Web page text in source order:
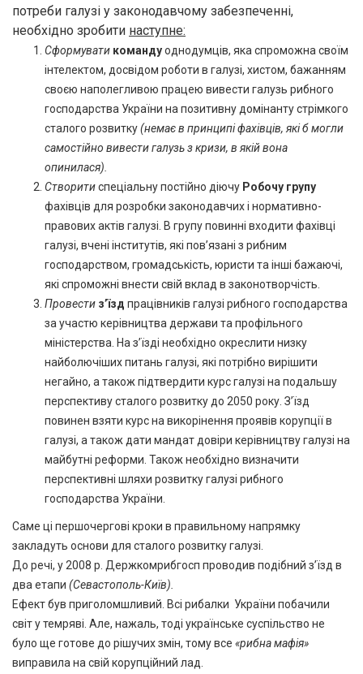
потреби галузі у законодавчому забезпеченні,
необхідно зробити наступне:
Сформувати командуоднодумців, яка спроможна своїм
інтелектом, досвідом роботи в галузі, хистом, бажанням
своєю наполегливою працею вивести галузь рибного
господарства України на позитивну домінанту стрімкого
сталого розвитку(немає в принципі фахівців, які б могли
самостійно вивести галузь з кризи, в якій вона
опинилася).
Створитиспеціальну постійно діючу Робочу групу
фахівців для розробки законодавчих і нормативно-
правових актів галузі. В групу повинні входити фахівці
галузі, вчені інститутів, які пов’язані з рибним
господарством, громадськість, юристи та інші бажаючі,
які спроможні внести свій вклад в законотворчість.
Провести з’їзд працівників галузі рибного господарства
за участю керівництва держави та профільного
міністерства. На з’їзді необхідно окреслити низку
найболючіших питань галузі, які потрібно вирішити
негайно, а також підтвердити курс галузі на подальшу
перспективу сталого розвитку до 2050 року. З’їзд
повинен взяти курс на викорінення проявів корупції в
галузі, а також дати мандат довіри керівництву галузі на
майбутні реформи. Також необхідно визначити
перспективні шляхи розвитку галузі рибного
господарства України.
Саме ці першочергові кроки в правильному напрямку
закладуть основи для сталого розвитку галузі.
До речі, у 2008 р. Держкомрибгосп проводив подібний з’їзд в
два етапи (Севастополь-Київ).
Ефект був приголомшливий. Всі рибалки України побачили
світ у темряві. Але, нажаль, тоді українське суспільство не
було ще готове до рішучих змін, тому все «рибна мафія»
виправила на свій корупційний лад.